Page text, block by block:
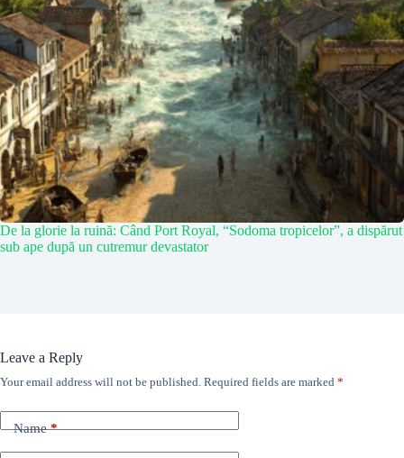
De la glorie la ruină: Când Port Royal, “Sodoma tropicelor”, a dispărut
sub ape după un cutremur devastator
Leave a Reply
Your email address will not be published. Required fields are marked *
Name*